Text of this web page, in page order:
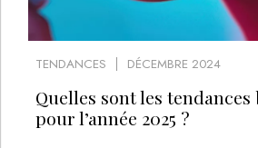
TENDANCES DÉCEMBRE 2024
Quelles sont les
pour l’année 2025 ?